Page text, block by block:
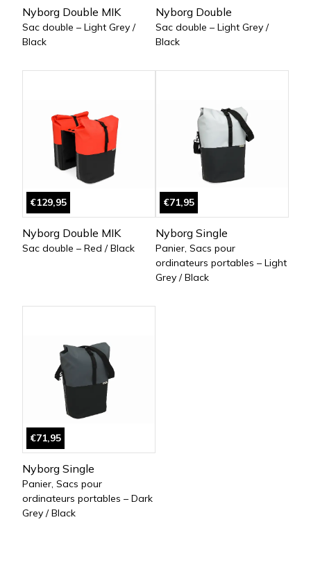
Nyborg Double MIK
Sac double – Light Grey /
Black
Nyborg Double
Sac double – Light Grey /
Black
€129,95
Nyborg Double MIK
Sac double – Red / Black
€71,95
Nyborg Single
Panier, Sacs pour
ordinateurs portables – Light
Grey / Black
€71,95
Nyborg Single
Panier, Sacs pour
ordinateurs portables – Dark
Grey / Black